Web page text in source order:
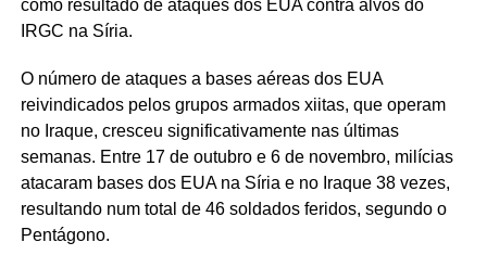
como resultado de ataques dos EUA contra alvos do
IRGC na Síria.
O número de ataques a bases aéreas dos EUA
reivindicados pelos grupos armados xiitas, que operam
no Iraque, cresceu significativamente nas últimas
semanas. Entre 17 de outubro e 6 de novembro, milícias
atacaram bases dos EUA na Síria e no Iraque 38 vezes,
resultando num total de 46 soldados feridos, segundo o
Pentágono.